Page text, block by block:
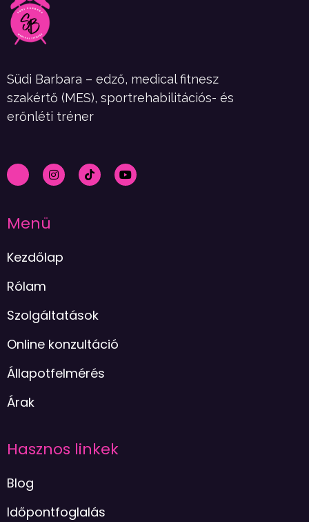
Südi Barbara – edző, medical fitnesz
szakértő (MES), sportrehabilitációs- és
erőnléti tréner
Menü
Kezdőlap
Rólam
Szolgáltatások
Online konzultáció
Állapotfelmérés
Árak
Hasznos linkek
Blog
Időpontfoglalás